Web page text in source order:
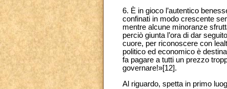
6. È in gioco l’autentico
confinati in modo crescente
mentre alcune minoranze
perciò giunta l’ora di dar
cuore, per riconoscere con
politico ed economico è
fa pagare a tutti un prezzo
governare!»[12].
Al riguardo, spetta in primo